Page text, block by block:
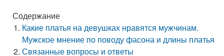
Содержание
Какие платья на девушках нравятся мужчинам.
Мужское мнение по поводу фасона и длины платья
Связанные вопросы и ответы